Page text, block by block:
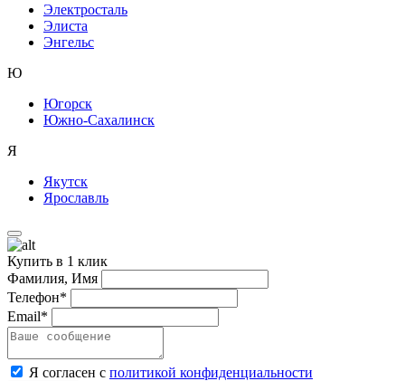
Электросталь
Элиста
Энгельс
Ю
Югорск
Южно-Сахалинск
Я
Якутск
Ярославль
Купить в 1 клик
Фамилия, Имя
Телефон*
Email*
Я согласен с политикой конфиденциальности